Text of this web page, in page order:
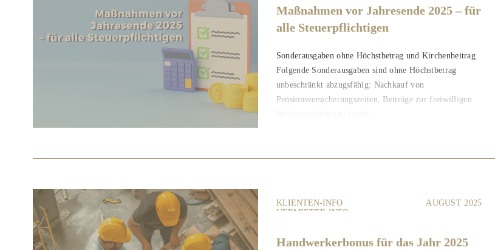
Maßnahmen vor Jahresende 2025 – für
alle Steuerpflichtigen
Sonderausgaben ohne Höchstbetrag und Kirchenbeitrag
Folgende Sonderausgaben sind ohne Höchstbetrag
unbeschränkt abzugsfähig: Nachkauf von
Pensionsversicherungszeiten, Beiträge zur freiwilligen
Weiterversicherung in der...
KLIENTEN-INFO
VERMIETER-INFO
AUGUST 2025
Handwerkerbonus für das Jahr 2025